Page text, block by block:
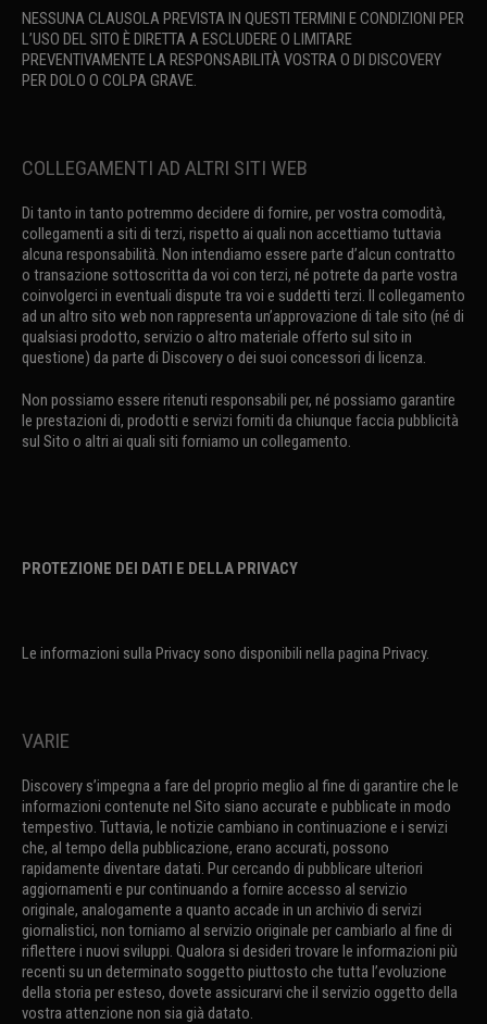
NESSUNA CLAUSOLA PREVISTA IN QUESTI TERMINI E CONDIZIONI PER
L’USO DEL SITO È DIRETTA A ESCLUDERE O LIMITARE
PREVENTIVAMENTE LA RESPONSABILITÀ VOSTRA O DI DISCOVERY
PER DOLO O COLPA GRAVE.
COLLEGAMENTI AD ALTRI SITI WEB
Di tanto in tanto potremmo decidere di fornire, per vostra comodità,
collegamenti a siti di terzi, rispetto ai quali non accettiamo tuttavia
alcuna responsabilità. Non intendiamo essere parte d’alcun contratto
o transazione sottoscritta da voi con terzi, né potrete da parte vostra
coinvolgerci in eventuali dispute tra voi e suddetti terzi. Il collegamento
ad un altro sito web non rappresenta un’approvazione di tale sito (né di
qualsiasi prodotto, servizio o altro materiale offerto sul sito in
questione) da parte di Discovery o dei suoi concessori di licenza.
Non possiamo essere ritenuti responsabili per, né possiamo garantire
le prestazioni di, prodotti e servizi forniti da chiunque faccia pubblicità
sul Sito o altri ai quali siti forniamo un collegamento.
PROTEZIONE DEI DATI E DELLA PRIVACY
Le informazioni sulla Privacy sono disponibili nella pagina Privacy.
VARIE
Discovery s’impegna a fare del proprio meglio al fine di garantire che le
informazioni contenute nel Sito siano accurate e pubblicate in modo
tempestivo. Tuttavia, le notizie cambiano in continuazione e i servizi
che, al tempo della pubblicazione, erano accurati, possono
rapidamente diventare datati. Pur cercando di pubblicare ulteriori
aggiornamenti e pur continuando a fornire accesso al servizio
originale, analogamente a quanto accade in un archivio di servizi
giornalistici, non torniamo al servizio originale per cambiarlo al fine di
riflettere i nuovi sviluppi. Qualora si desideri trovare le informazioni più
recenti su un determinato soggetto piuttosto che tutta l’evoluzione
della storia per esteso, dovete assicurarvi che il servizio oggetto della
vostra attenzione non sia già datato.